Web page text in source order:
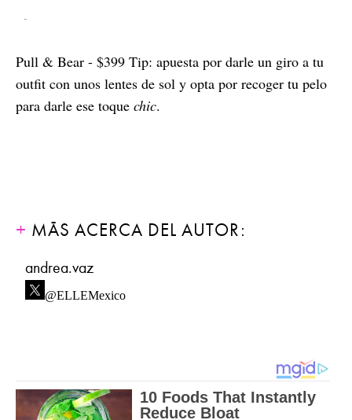
-
Pull & Bear - $399 Tip: apuesta por darle un giro a tu
outfit con unos lentes de sol y opta por recoger tu pelo
para darle ese toque chic.
MÁS ACERCA DEL AUTOR:
andrea.vaz
@ELLEMexico